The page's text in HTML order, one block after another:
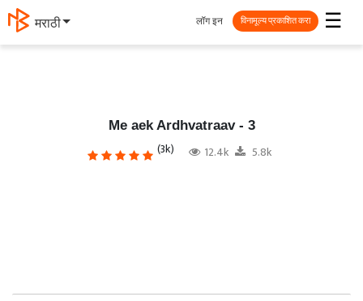
मराठी ☰
लॉग इन विनामूल्य प्रकाशित करा
Me aek Ardhvatraav - 3
(3k) 12.4k 5.8k